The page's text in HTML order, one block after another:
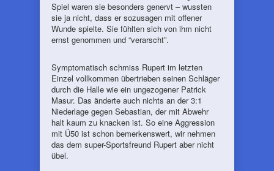
Spiel waren sie besonders genervt – wussten
sie ja nicht, dass er sozusagen mit offener
Wunde spielte. Sie fühlten sich von ihm nicht
ernst genommen und “verarscht”.
Symptomatisch schmiss Rupert im letzten
Einzel vollkommen übertrieben seinen Schläger
durch die Halle wie ein ungezogener Patrick
Masur. Das änderte auch nichts an der 3:1
Niederlage gegen Sebastian, der mit Abwehr
halt kaum zu knacken ist. So eine Aggression
mit Ü50 ist schon bemerkenswert, wir nehmen
das dem super-Sportsfreund Rupert aber nicht
übel.